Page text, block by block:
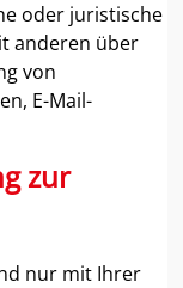
oder juristische
anderen über
von
E-Mail-
zur
nur mit Ihrer